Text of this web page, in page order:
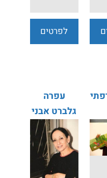
לפרטים
עפרה
גלברט אבני